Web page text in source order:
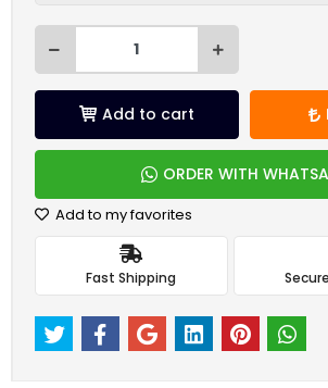
Add to cart
ORDER WITH
Add to my favorites
Fast Shipping